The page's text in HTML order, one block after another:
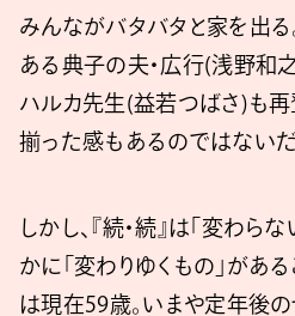
みんながバタバタと家を出る
ある典子の夫・広行(浅野和
ハルカ先生(益若つばさ)も再
揃った感もあるのではないだ
しかし、『続・続』は「変わら
かに「変わりゆくもの」があ
は現在59歳。いまや定年後